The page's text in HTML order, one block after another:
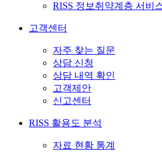
RISS 정보취약계층 서비
고객센터
자주 찾는 질문
상담 신청
상담 내역 확인
고객제안
신고센터
RISS 활용도 분석
자료 현황 통계